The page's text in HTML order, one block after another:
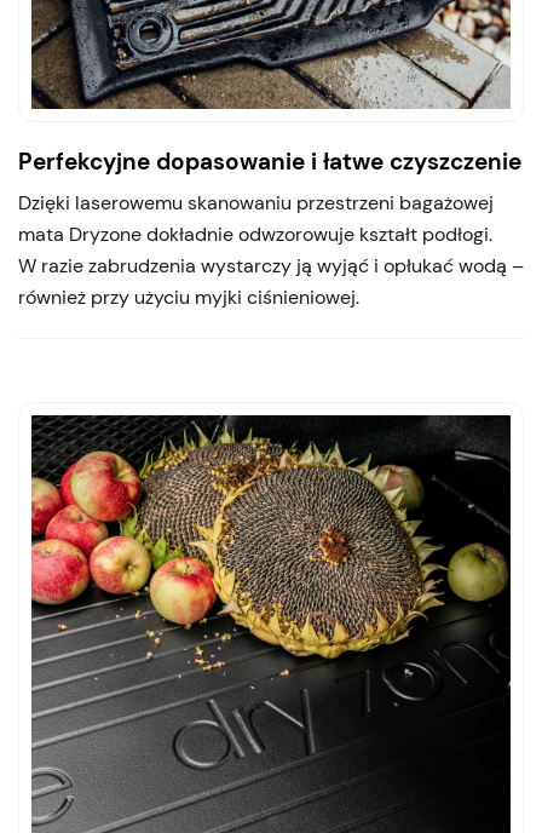
Perfekcyjne dopasowanie i łatwe czyszczenie
Dzięki laserowemu skanowaniu przestrzeni bagażowej
mata Dryzone dokładnie odwzorowuje kształt podłogi.
W razie zabrudzenia wystarczy ją wyjąć i opłukać wodą –
również przy użyciu myjki ciśnieniowej.